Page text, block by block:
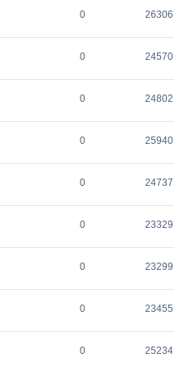
0 26306
0 24570
0 24802
0 25940
0 24737
0 23329
0 23299
0 23455
0 25234